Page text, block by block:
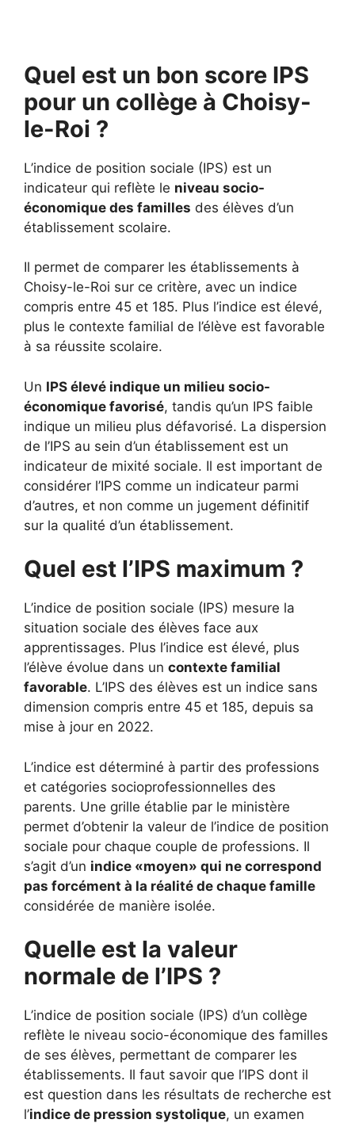
Quel est un bon score IPS
pour un collège à Choisy-
le-Roi ?
L’indice de position sociale (IPS) est un
indicateur qui reflète le niveau socio-
économique des familles des élèves d’un
établissement scolaire.
Il permet de comparer les établissements à
Choisy-le-Roi sur ce critère, avec un indice
compris entre 45 et 185. Plus l’indice est élevé,
plus le contexte familial de l’élève est favorable
à sa réussite scolaire.
Un IPS élevé indique un milieu socio-
économique favorisé, tandis qu’un IPS faible
indique un milieu plus défavorisé. La dispersion
de l’IPS au sein d’un établissement est un
indicateur de mixité sociale. Il est important de
considérer l’IPS comme un indicateur parmi
d’autres, et non comme un jugement définitif
sur la qualité d’un établissement.
Quel est l’IPS maximum ?
L’indice de position sociale (IPS) mesure la
situation sociale des élèves face aux
apprentissages. Plus l’indice est élevé, plus
l’élève évolue dans un contexte familial
favorable. L’IPS des élèves est un indice sans
dimension compris entre 45 et 185, depuis sa
mise à jour en 2022.
L’indice est déterminé à partir des professions
et catégories socioprofessionnelles des
parents. Une grille établie par le ministère
permet d’obtenir la valeur de l’indice de position
sociale pour chaque couple de professions. Il
s’agit d’un indice «moyen» qui ne correspond
pas forcément à la réalité de chaque famille
considérée de manière isolée.
Quelle est la valeur
normale de l’IPS ?
L’indice de position sociale (IPS) d’un collège
reflète le niveau socio-économique des familles
de ses élèves, permettant de comparer les
établissements. Il faut savoir que l’IPS dont il
est question dans les résultats de recherche est
l’indice de pression systolique, un examen